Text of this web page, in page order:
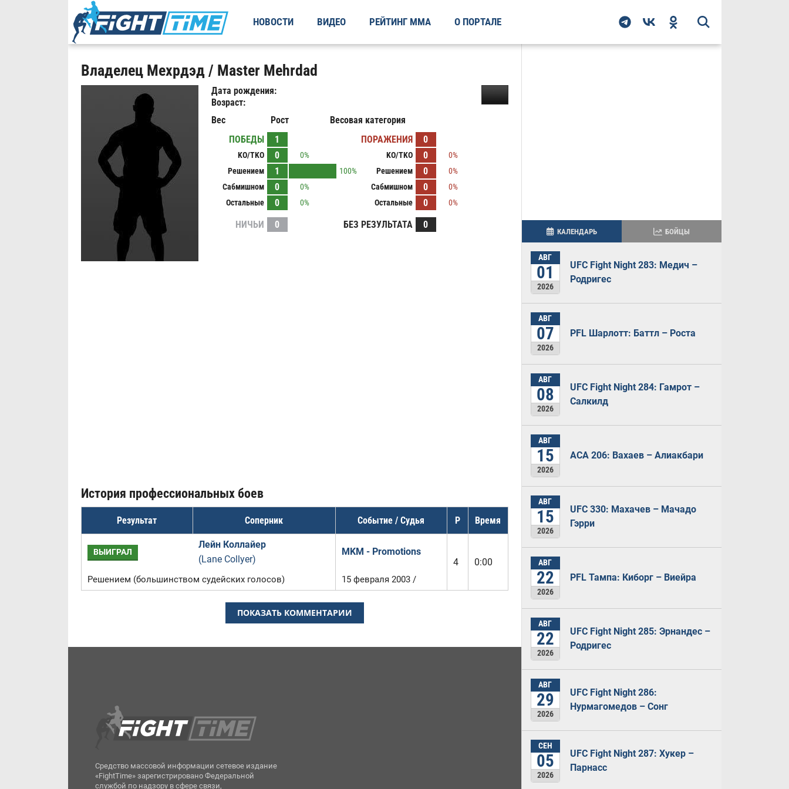
НОВОСТИ ВИДЕО РЕЙТИНГ ММА О ПОРТАЛЕ
Владелец Мехрдэд / Master Mehrdad
Дата рождения:
Возраст:
Вес
Рост
Весовая категория
ПОБЕДЫ
1
KO/TKO 0
0%
Решением
1
100%
Сабмишном
0
0%
Остальные
0 0%
ПОРАЖЕНИЯ 0
KO/TKO 0
0%
Решением
0
0%
Сабмишном
0
0%
Остальные
0 0%
НИЧЬИ 0 БЕЗ РЕЗУЛЬТАТА 0
История профессиональных боев
Результат Соперник Событие / Судья Р Время
ВЫИГРАЛ
Лейн Коллайер
(Lane Collyer)
MKM - Promotions
4
0:00
Решением (большинством судейских голосов) 15 февраля 2003 /
ПОКАЗАТЬ КОММЕНТАРИИ
КАЛЕНДАРЬ БОЙЦЫ
АВГ
01
2026
UFC Fight Night 283: Медич –
Родригес
АВГ
07
2026
PFL Шарлотт: Баттл – Роста
АВГ
08
2026
UFC Fight Night 284: Гамрот –
Салкилд
АВГ
15
2026
ACA 206: Вахаев – Алиакбари
АВГ
15
2026
UFC 330: Махачев – Мачадо
Гэрри
АВГ
22
2026
PFL Тампа: Киборг – Виейра
АВГ
22
2026
UFC Fight Night 285: Эрнандес –
Родригес
АВГ
29
2026
UFC Fight Night 286:
Нурмагомедов – Сонг
СЕН
05
2026
UFC Fight Night 287: Хукер –
Парнасс
Средство массовой информации сетевое издание
«FightTime» зарегистрировано Федеральной
службой по надзору в сфере связи,